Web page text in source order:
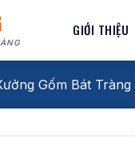
GIỚI THIỆU
Gốm Bát Tràng